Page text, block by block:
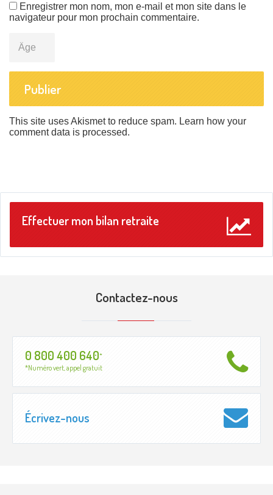
Enregistrer mon nom, mon e-mail et mon site dans le
navigateur pour mon prochain commentaire.
This site uses Akismet to reduce spam. Learn how your
comment data is processed.
Effectuer mon bilan retraite
Contactez-nous
0 800 400 640*
*Numéro vert, appel gratuit
Écrivez-nous